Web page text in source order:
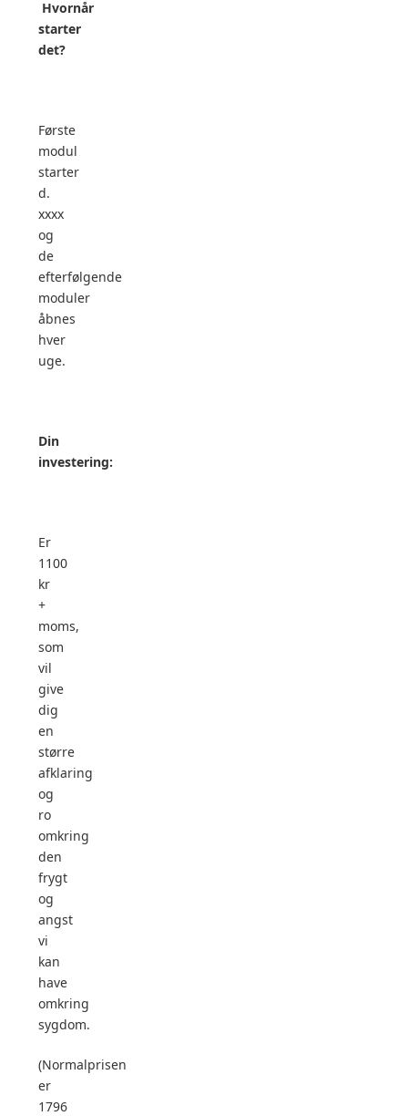
Hvornår
starter
det?
Første
modul
starter
d.
xxxx
og
de
efterfølgende
moduler
åbnes
hver
uge.
Din
investering:
Er
1100
kr
+
moms,
som
vil
give
dig
en
større
afklaring
og
ro
omkring
den
frygt
og
angst
vi
kan
have
omkring
sygdom.
(Normalprisen
er
1796